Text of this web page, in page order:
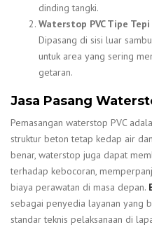
dinding tangki.
Waterstop PVC Tipe
Dipasang di sisi luar
untuk area yang sering
getaran.
Jasa Pasang
Pemasangan waterstop PVC
struktur beton tetap kedap air
benar, waterstop juga dapat
terhadap kebocoran,
biaya perawatan di masa depan.
sebagai penyedia layanan yang
standar teknis pelaksanaan di